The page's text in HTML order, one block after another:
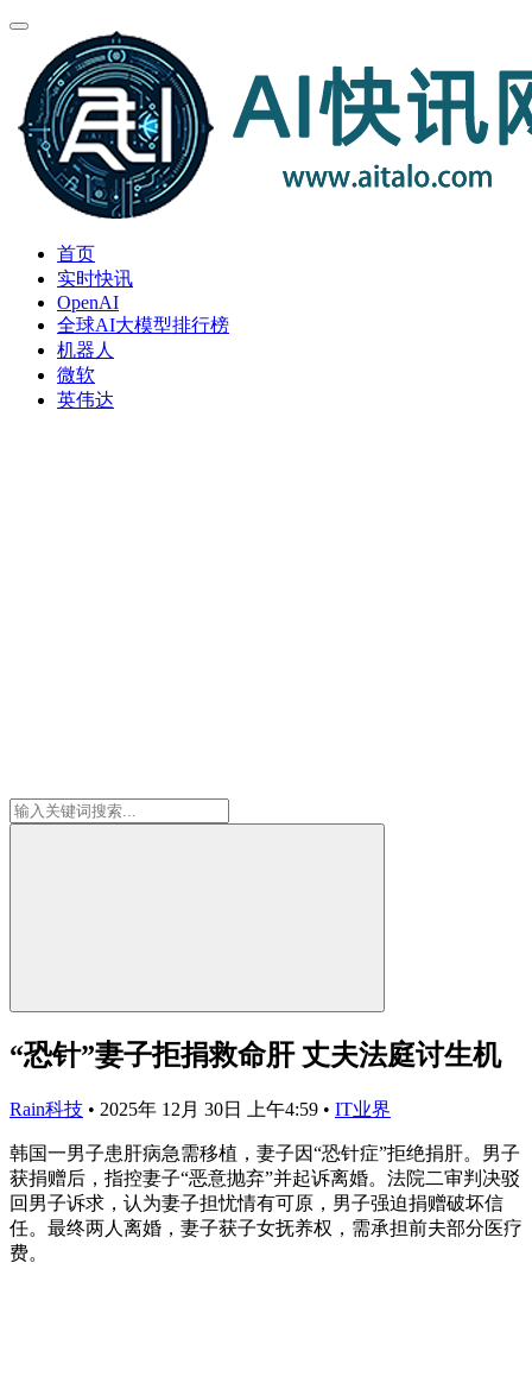
首页
实时快讯
OpenAI
全球AI大模型排行榜
机器人
微软
英伟达
“恐针”妻子拒捐救命肝 丈夫法庭讨生机
Rain科技 • 2025年 12月 30日 上午4:59 • IT业界
韩国一男子患肝病急需移植，妻子因“恐针症”拒绝捐肝。男子
获捐赠后，指控妻子“恶意抛弃”并起诉离婚。法院二审判决驳
回男子诉求，认为妻子担忧情有可原，男子强迫捐赠破坏信
任。最终两人离婚，妻子获子女抚养权，需承担前夫部分医疗
费。